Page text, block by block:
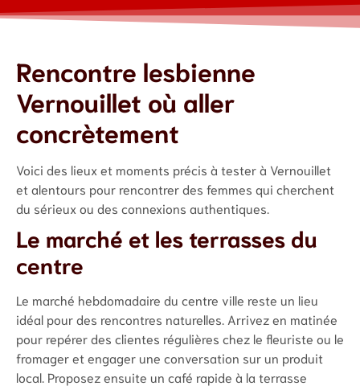
Rencontre lesbienne
Vernouillet où aller
concrètement
Voici des lieux et moments précis à tester à Vernouillet
et alentours pour rencontrer des femmes qui cherchent
du sérieux ou des connexions authentiques.
Le marché et les terrasses du
centre
Le marché hebdomadaire du centre ville reste un lieu
idéal pour des rencontres naturelles. Arrivez en matinée
pour repérer des clientes régulières chez le fleuriste ou le
fromager et engager une conversation sur un produit
local. Proposez ensuite un café rapide à la terrasse